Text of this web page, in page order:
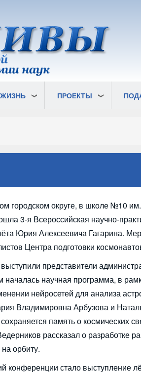
ПРОЕКТЫ
городском округе, в школе №10
3-я Всероссийская научно-
Юрия Алексеевича Гагарина.
Центра подготовки
представители
началась научная программа, в
нейросетей для анализа
Владимировна Арбузова и
память о
рассказал о разработке
орбиту.
конференции стало выступление